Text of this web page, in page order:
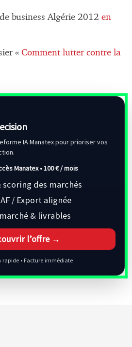
business Algérie 2012 en
« Comment lutter contre la
IA Manatex pour prioriser vos
Manatex •100 € / mois
des marchés
/ Export alignée
& livrables
l’offre →
• Facture immédiate